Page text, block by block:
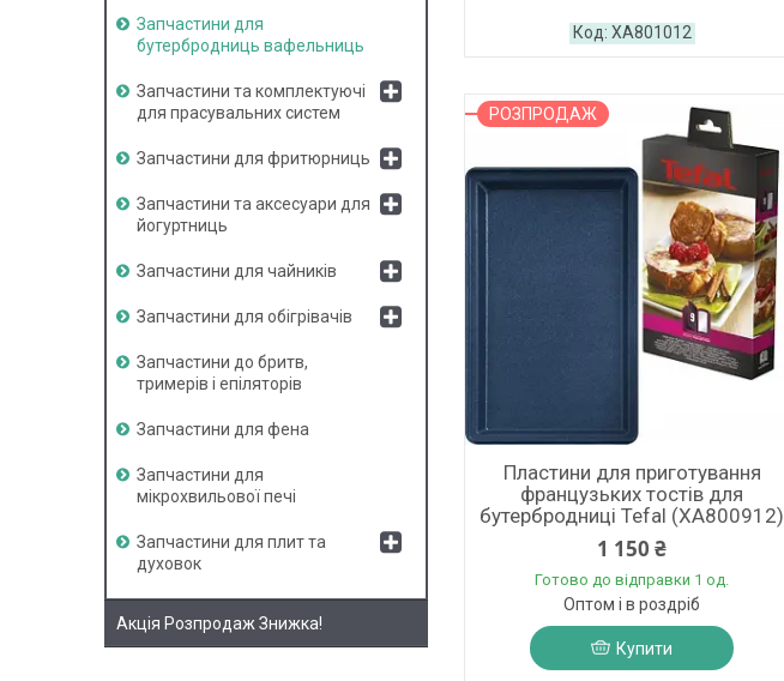
XA801012
РОЗПРОДАЖ
Пластини для приготування
французьких тостів для
бутербродниці Tefal (XA800912)
1 150 ₴
Готово до відправки 1 од.
Оптом і в роздріб
Купити
Запчастини для
бутербродниць вафельниць
Запчастини та комплектуючі
для прасувальних систем
Запчастини для фритюрниць
Запчастини та аксесуари для
йогуртниць
Запчастини для чайників
Запчастини для обігрівачів
Запчастини до бритв,
тримерів і епіляторів
Запчастини для фена
Запчастини для
мікрохвильової печі
Запчастини для плит та
духовок
Акція Розпродаж Знижка!